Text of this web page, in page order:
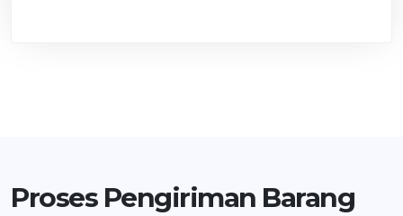
Proses Pengiriman Barang